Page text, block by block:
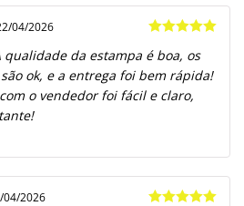
de 5
04/2026
qualidade da estampa é boa, os
ok, e a entrega foi bem rápida!
o vendedor foi fácil e claro,
04/2026